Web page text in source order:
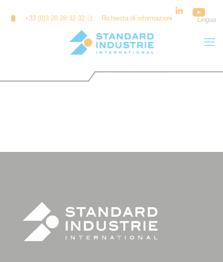
+33 (0)3 20 28 32 32 Richiesta di informazioni Lingua